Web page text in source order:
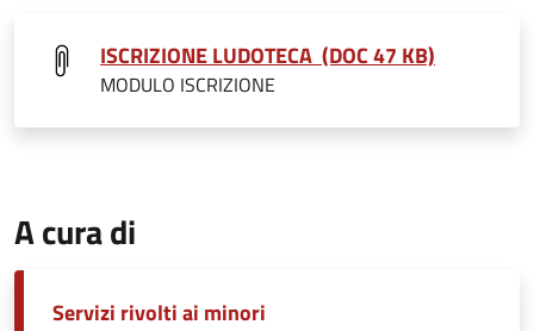
ISCRIZIONE LUDOTECA (DOC 47 KB)
MODULO ISCRIZIONE
A cura di
Servizi rivolti ai minori